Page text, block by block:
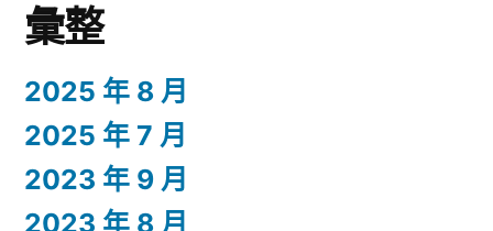
彙整
2025 年 8 月
2025 年 7 月
2023 年 9 月
2023 年 8 月